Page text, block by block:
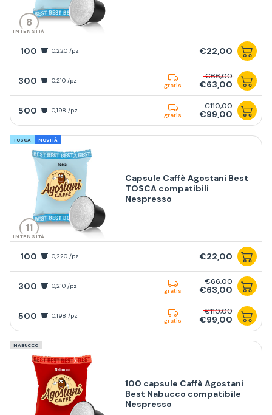
8
INTENSITÀ
100 0,220 /pz €22,00
300 0,210 /pz
gratis
€66,00
€63,00
500 0,198 /pz
gratis
€110,00
€99,00
TOSCA NOVITÀ
11
INTENSITÀ
Capsule Caffè Agostani Best
TOSCA compatibili
Nespresso
100 0,220 /pz €22,00
300 0,210 /pz
gratis
€66,00
€63,00
500 0,198 /pz
gratis
€110,00
€99,00
NABUCCO
100 capsule Caffè Agostani
Best Nabucco compatibile
Nespresso